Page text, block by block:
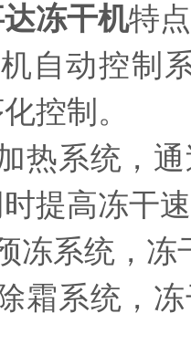
冻干机特点
动控制系
控制。
系统，通
提高冻干
系统，冻
系统，冻